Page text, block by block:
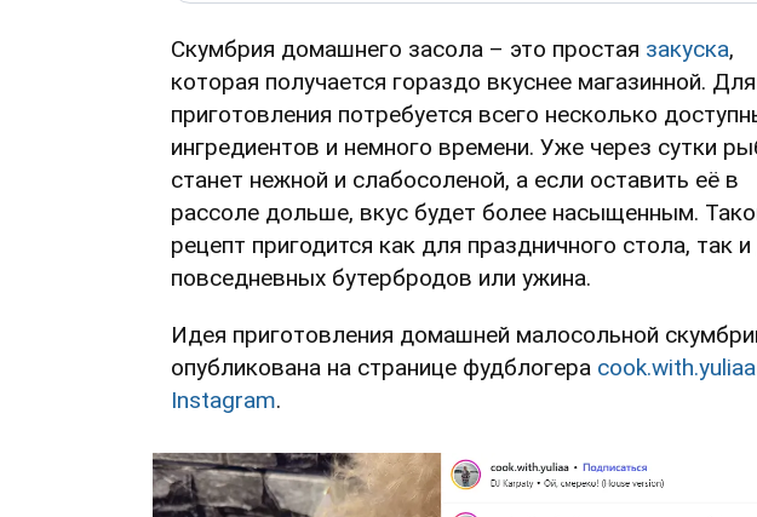
Скумбрия домашнего засола – это простая закуска,
которая получается гораздо вкуснее магазинной.
приготовления потребуется всего несколько
ингредиентов и немного времени. Уже через сутки
станет нежной и слабосоленой, а если оставить её в
рассоле дольше, вкус будет более насыщенным.
рецепт пригодится как для праздничного стола, так
повседневных бутербродов или ужина.
Идея приготовления домашней малосольной
опубликована на странице фудблогера cook.with.yuliaa
Instagram.